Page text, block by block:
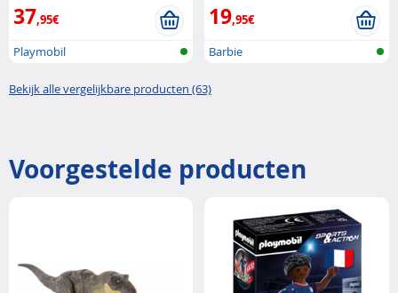
37,95€
Playmobil
19,95€
Barbie
Bekijk alle vergelijkbare producten (63)
Voorgestelde producten